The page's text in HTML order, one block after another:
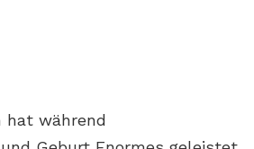
hat während